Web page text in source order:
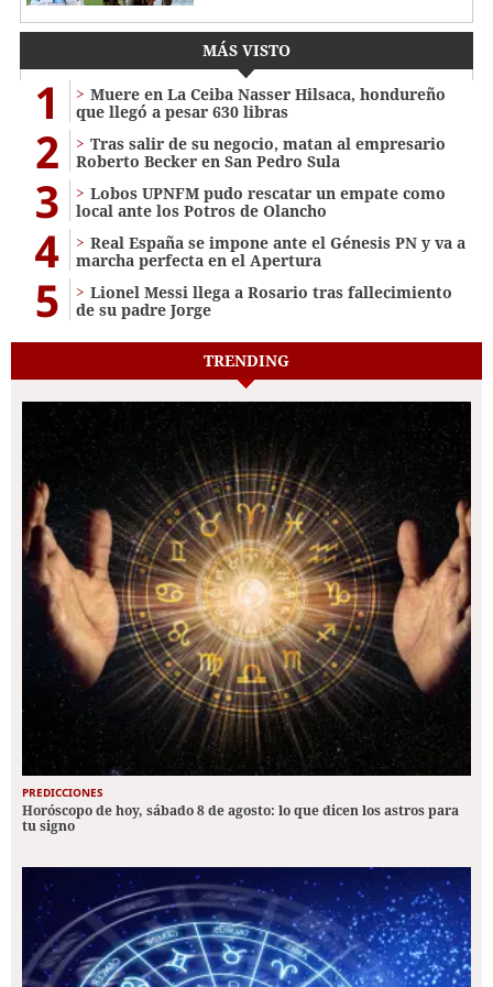
MÁS VISTO
1
Muere en La Ceiba Nasser Hilsaca, hondureño
que llegó a pesar 630 libras
2
Tras salir de su negocio, matan al empresario
Roberto Becker en San Pedro Sula
3
Lobos UPNFM pudo rescatar un empate como
local ante los Potros de Olancho
4
Real España se impone ante el Génesis PN y va a
marcha perfecta en el Apertura
5
Lionel Messi llega a Rosario tras fallecimiento
de su padre Jorge
TRENDING
PREDICCIONES
Horóscopo de hoy, sábado 8 de agosto: lo que dicen los astros para
tu signo